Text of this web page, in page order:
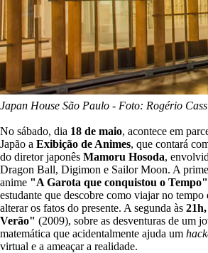
Japan House São Paulo - Foto: Rogério
No sábado, dia 18 de maio, acontece em
Japão a Exibição de Animes, que contará
do diretor japonês Mamoru Hosoda,
Dragon Ball, Digimon e Sailor Moon. A
anime "A Garota que conquistou o Tempo"
estudante que descobre como viajar no tempo
alterar os fatos do presente. A segunda às
Verão" (2009), sobre as desventuras de um
matemática que acidentalmente ajuda um
virtual e a ameaçar a realidade.